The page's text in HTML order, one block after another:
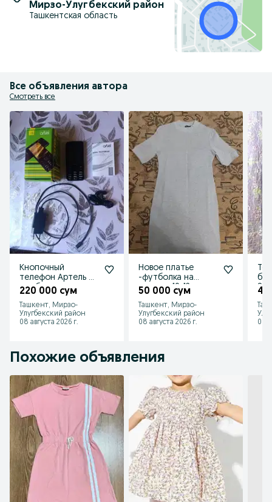
Мирзо-Улугбекский район
Ташкентская область
Все объявления автора
Смотреть все
Кнопочный
телефон Артель Х5
в рабочем
220 000 сум
Ташкент, Мирзо-
Улугбекский район
08 августа 2026 г.
Новое платье
-футболка на
девочку 10-12
лет,недорого
50 000 сум
Ташкент, Мирзо-
Улугбекский район
08 августа 2026 г.
8-
40
08
Похожие объявления